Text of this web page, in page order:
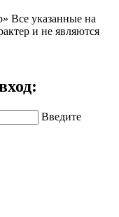
Все указанные на
и не являются
Введите